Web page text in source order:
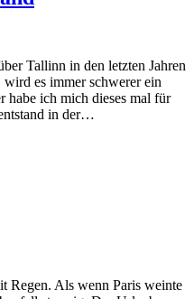
Tallinn in den letzten Jahren
es immer schwerer ein
habe ich mich dieses mal für
in der…
Regen. Als wenn Paris weinte